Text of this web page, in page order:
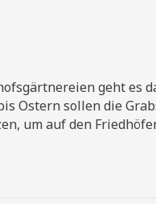
geht es
Ostern sollen die
um auf den